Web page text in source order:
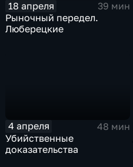
18 апреля
39 мин
Рыночный передел.
Люберецкие
4 апреля
48 мин
Убийственные
доказательства